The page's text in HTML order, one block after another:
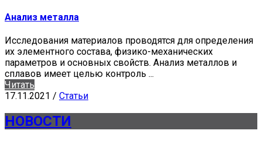
Анализ металла
Исследования материалов проводятся для определения
их элементного состава, физико-механических
параметров и основных свойств. Анализ металлов и
сплавов имеет целью контроль ...
Читать
17.11.2021 / Статьи
НОВОСТИ